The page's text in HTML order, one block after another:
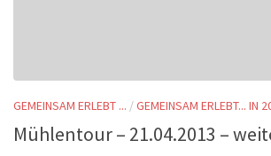
GEMEINSAM ERLEBT ... /GEMEINSAM ERLEBT... IN
Mühlentour – 21.04.2013 –